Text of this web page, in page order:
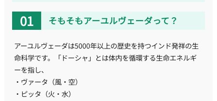
そもそもアーユルヴェーダって？
アーユルヴェーダは5000年以上の歴史を持つインド発祥の生
命科学です。「ドーシャ」とは体内を循環する生命エネルギ
ーを指し、
・ヴァータ（風・空）
・ピッタ（火・水）